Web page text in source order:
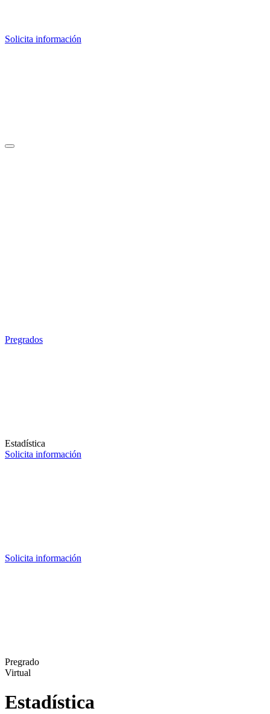
Solicita información
Pregrados
Estadística
Solicita información
Solicita información
Pregrado
Virtual
Estadística